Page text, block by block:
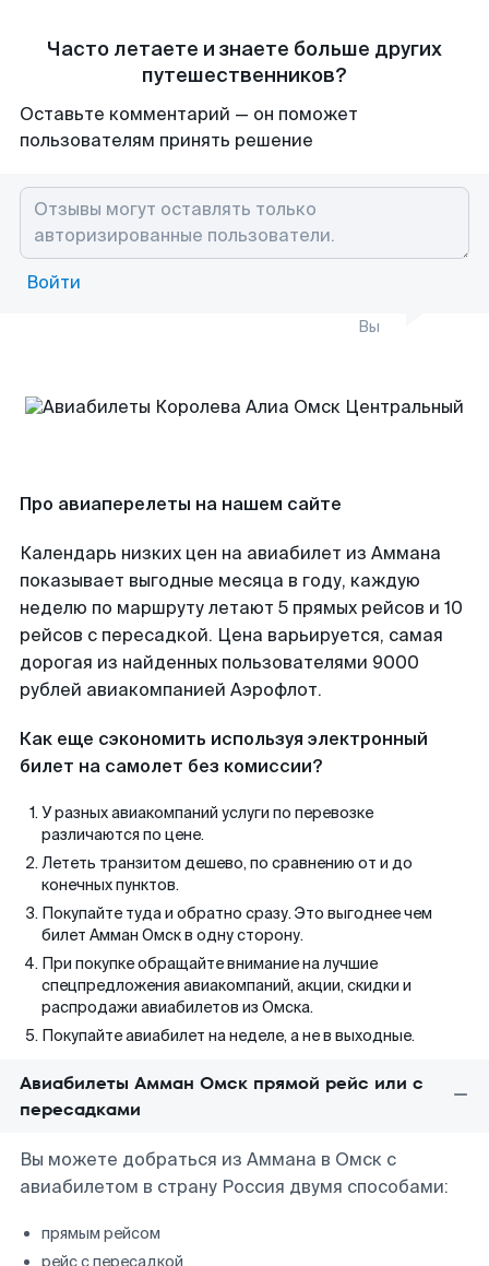
Часто летаете и знаете больше других
путешественников?
Оставьте комментарий — он поможет
пользователям принять решение
Войти
Вы
Про авиаперелеты на нашем сайте
Календарь низких цен на авиабилет из Аммана
показывает выгодные месяца в году, каждую
неделю по маршруту летают 5 прямых рейсов и 10
рейсов с пересадкой. Цена варьируется, самая
дорогая из найденных пользователями 9000
рублей авиакомпанией Аэрофлот.
Как еще сэкономить используя электронный
билет на самолет без комиссии?
У разных авиакомпаний услуги по перевозке
различаются по цене.
Лететь транзитом дешево, по сравнению от и до
конечных пунктов.
Покупайте туда и обратно сразу. Это выгоднее чем
билет Амман Омск в одну сторону.
При покупке обращайте внимание на лучшие
спецпредложения авиакомпаний, акции, скидки и
распродажи авиабилетов из Омска.
Покупайте авиабилет на неделе, а не в выходные.
Авиабилеты Амман Омск прямой рейс или с
пересадками
Вы можете добраться из Аммана в Омск с
авиабилетом в страну Россия двумя способами:
прямым рейсом
рейс с пересадкой